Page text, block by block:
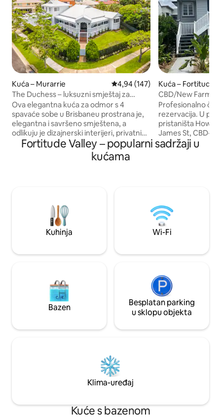
Kuća – Murarrie Prosječna ocjena: 4,94/5,
4,94 (147)
The Duchess – luksuzni smještaj za
odmor s bazenom u Brisbaneu
Ova elegantna kuća za odmor s 4
spavaće sobe u Brisbaneu prostrana je,
elegantna i savršeno smještena, a
odlikuju je dizajnerski interijeri, privatni
bazen i besprijekorna pristupačnost.
Idealna je za obitelji, grupe ili poslovne
način uz naše posebne ponude za duži
boravak:&#10;• Ostanite 7 noćenja,
platite 5&#10;• Ostanite 5 noćenja,
platite 4&#10;• Ostanite 4 noćenja,
automatski primjenjuje prilikom plaćanja.
Kuća – Fortitude
CBD/New Farm
klima-uređaj, 4
Profesionalno
rezervacija. U
pristaništa
James St, CBD-a
vožnje od zračne
spavaćih soba,
Idealno za
Kućni ljubimci su
namijenjen
nema osobnih
Fortitude Valley – popularni sadržaji u
kućama
Kuhinja Wi-Fi
Bazen
Besplatan parking
u sklopu objekta
Klima-uređaj
Kuće s bazenom